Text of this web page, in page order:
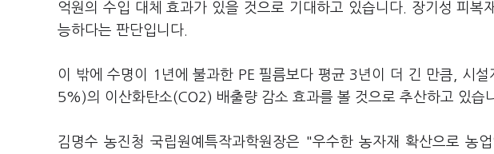
억원의 수입 대체 효과가 있을 것으로 기대하고 있습니다. 장기성 피
능하다는 판단입니다.
이 밖에 수명이 1년에 불과한 PE 필름보다 평균 3년이 더 긴 만큼, 시
5%)의 이산화탄소(CO2) 배출량 감소 효과를 볼 것으로 추산하고 있습
김명수 농진청 국립원예특작과학원장은 "우수한 농자재 확산으로 농